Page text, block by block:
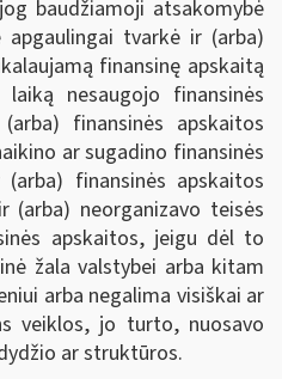
baudžiamoji atsakomybė
tvarkė ir (arba)
finansinę apskaitą
nesaugojo finansinės
finansinės apskaitos
ar sugadino finansinės
finansinės apskaitos
(arba) neorganizavo teisės
apskaitos, jeigu dėl to
žala valstybei arba kitam
arba negalima visiškai ar
veiklos, jo turto, nuosavo
ar struktūros.